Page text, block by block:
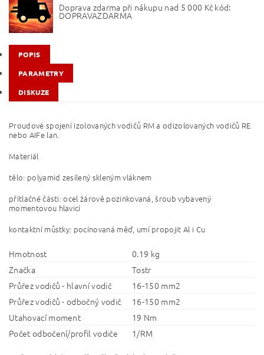
Doprava zdarma při nákupu nad 5 000 Kč kód:
DOPRAVAZDARMA
POPIS
PARAMETRY
DISKUZE
Proudové spojení izolovaných vodičů RM a odizolovaných vodičů RE
nebo AIFe lan.
Materiál
tělo: polyamid zesílený skleným vláknem
přítlačné části: ocel žárově pozinkovaná, šroub vybavený
momentovou hlavicí
kontaktní můstky: pocínovaná měď, umí propojit Al i Cu
Hmotnost
0.19 kg
Značka
Tostr
Průřez vodičů - hlavní vodič
16-150 mm2
Průřez vodičů - odbočný vodič
16-150 mm2
Utahovací moment
19 Nm
Počet odbočení/profil vodiče
1/RM